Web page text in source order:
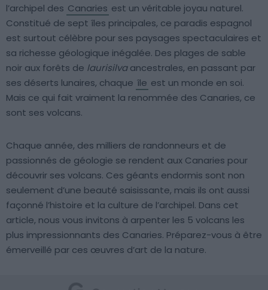
l’archipel des Canaries est un véritable joyau naturel.
Constitué de sept îles principales, ce paradis espagnol
est surtout célèbre pour ses paysages spectaculaires et
sa richesse géologique inégalée. Des plages de sable
noir aux forêts de laurisilvaancestrales, en passant par
ses déserts lunaires, chaque île est un monde en soi.
Mais ce qui fait vraiment la renommée des Canaries, ce
sont ses volcans.
Chaque année, des milliers de randonneurs et de
passionnés de géologie se rendent aux Canaries pour
découvrir ses volcans. Ces géants endormis sont non
seulement d’une beauté saisissante, mais ils ont aussi
façonné l’histoire et la culture de l’archipel. Dans cet
article, nous vous invitons à arpenter les 5 volcans les
plus impressionnants des Canaries. Préparez-vous à être
émerveillé par ces œuvres d’art de la nature.